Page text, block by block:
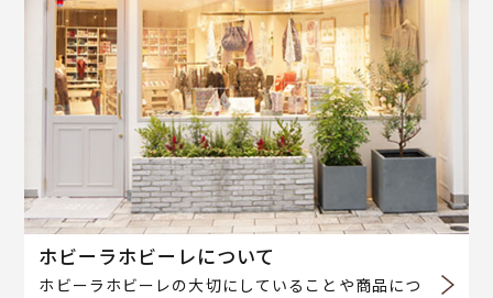
ホビーラホビーレについて
ホビーラホビーレの大切にしていることや商品につ